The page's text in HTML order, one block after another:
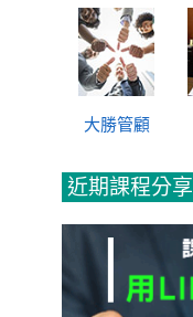
大勝管顧
近期課程分享